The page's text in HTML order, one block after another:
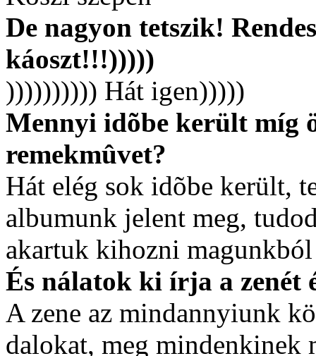
De nagyon tetszik!
káoszt!!!)))))
)))))))))) Hát igen)))))
Mennyi idõbe került míg
remekmûvet?
Hát elég sok idõbe került,
albumunk jelent meg,
akartuk kihozni
És nálatok ki írja a zenét
A zene az mindannyiunk
dalokat, meg mindenkinek